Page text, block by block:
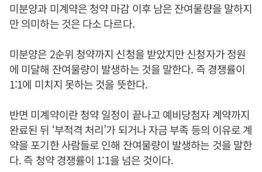
미분양과 미계약은 청약 마감 이후 남은 잔여물량을 말하지
만 의미하는 것은 다소 다르다.
미분양은 2순위 청약까지 신청을 받았지만 신청자가 정원
에 미달해 잔여물량이 발생하는 것을 말한다. 즉 경쟁률이
1:1에 미치지 못하는 것을 뜻한다.
반면 미계약이란 청약 일정이 끝나고 예비당첨자 계약까지
완료된 뒤 ‘부적격 처리’가 되거나 자금 부족 등의 이유로 계
약을 포기한 사람들로 인해 잔여물량이 발생하는 것을 말한
다. 즉 청약 경쟁률이 1:1을 넘은 것이다.